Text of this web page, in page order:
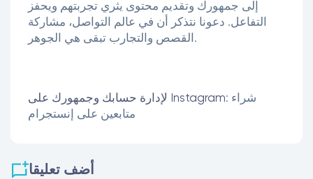
إلى جمهورك وتقديم محتوى يثري تجربتهم ويحفز
التفاعل. دعونا نتذكر أن في عالم التواصل، مشاركة
القصص والتجارب تبقى هي الجوهر.
لإدارة حسابك وجمهورك على Instagram: شراء
متابعين على إنستجرام
أضف تعليقا